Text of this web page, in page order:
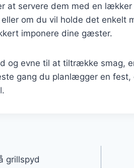
at servere dem med en lækker
om du vil holde det enkelt
imponere dine gæster.
og evne til at tiltrække smag,
gang du planlægger en fest,
grillspyd